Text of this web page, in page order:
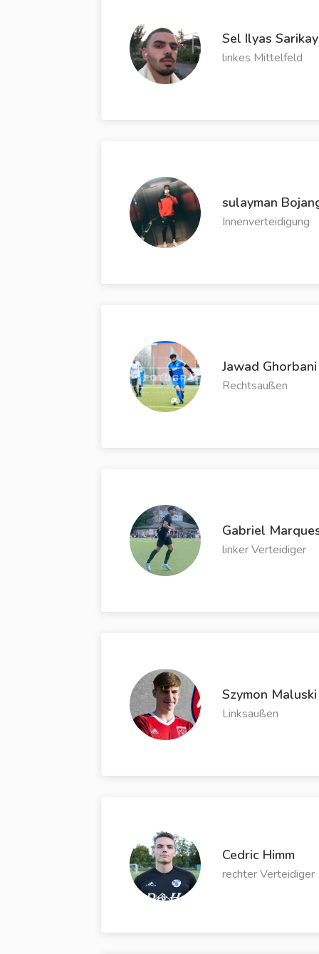
Sel Ilyas
linkes Mittelfeld
sulayman
Innenverteidigung
Jawad Ghorbani
Rechtsaußen
Gabriel
linker Verteidiger
Szymon Maluski
Linksaußen
Cedric Himm
rechter Verteidiger